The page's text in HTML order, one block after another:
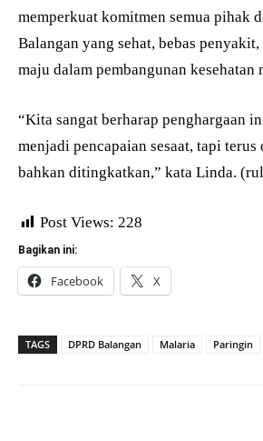
memperkuat komitmen semua pihak
Balangan yang sehat, bebas
maju dalam pembangunan kesehatan
“Kita sangat berharap penghargaan
menjadi pencapaian sesaat, tapi
bahkan ditingkatkan,” kata Linda.
Post Views: 228
Bagikan ini:
Facebook X
TAGS DPRD Balangan Malaria Paringin